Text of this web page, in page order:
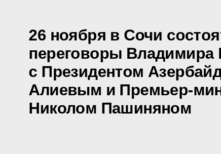
26 ноября в Сочи
переговоры Владимира
с Президентом
Алиевым и Премьер-
Николом Пашиняном